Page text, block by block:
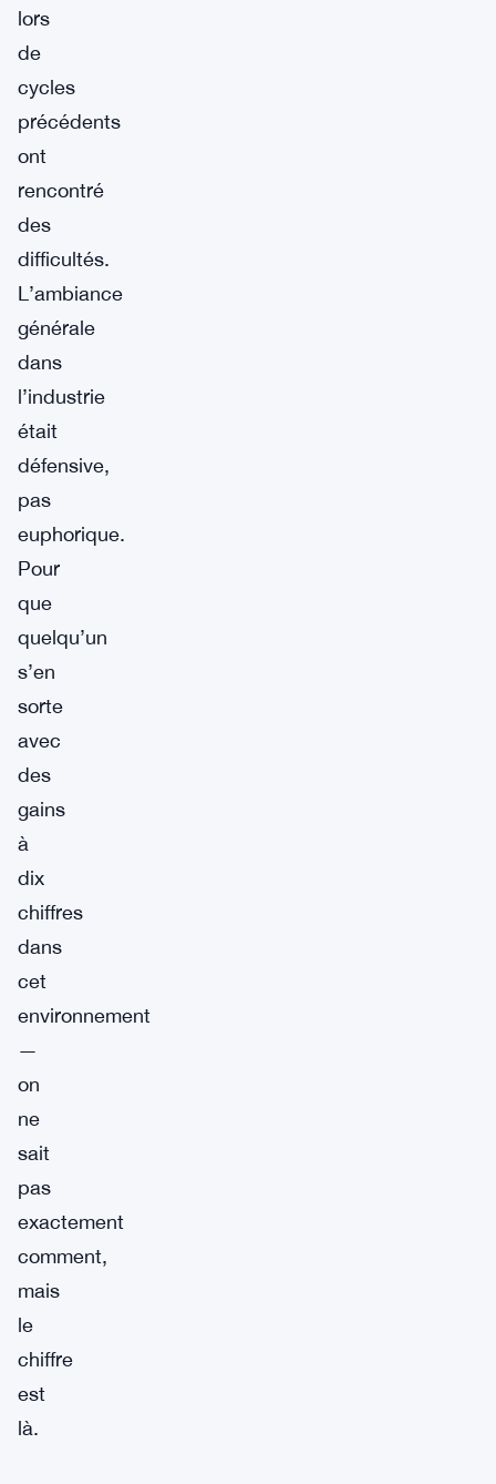
lors
de
cycles
précédents
ont
rencontré
des
difficultés.
L’ambiance
générale
dans
l’industrie
était
défensive,
pas
euphorique.
Pour
que
quelqu’un
s’en
sorte
avec
des
gains
à
dix
chiffres
dans
cet
environnement
—
on
ne
sait
pas
exactement
comment,
mais
le
chiffre
est
là.